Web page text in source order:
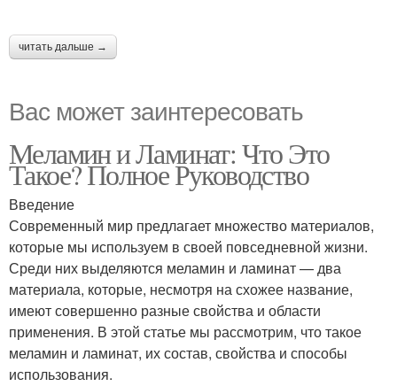
читать дальше →
Вас может заинтересовать
Меламин и Ламинат: Что Это
Такое? Полное Руководство
Введение
Современный мир предлагает множество материалов,
которые мы используем в своей повседневной жизни.
Среди них выделяются меламин и ламинат — два
материала, которые, несмотря на схожее название,
имеют совершенно разные свойства и области
применения. В этой статье мы рассмотрим, что такое
меламин и ламинат, их состав, свойства и способы
использования.